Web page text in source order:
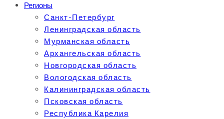
Регионы
Санкт-Петербург
Ленинградская область
Мурманская область
Архангельская область
Новгородская область
Вологодская область
Калининградская область
Псковская область
Республика Карелия